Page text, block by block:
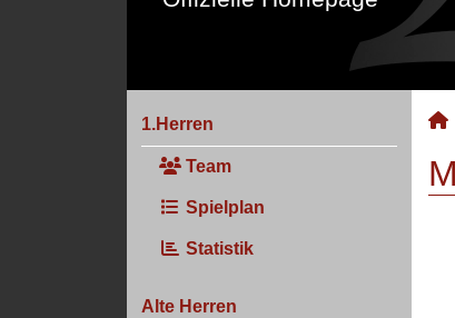
1.Herren
Team
Spielplan
Statistik
Alte Herren